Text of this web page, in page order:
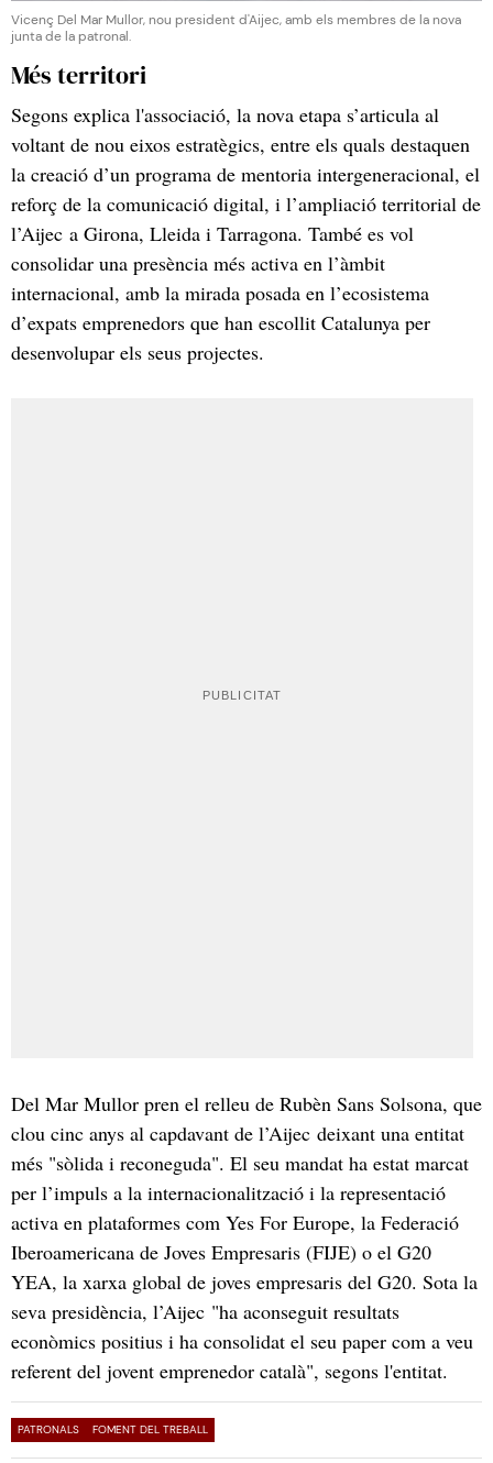
Vicenç Del Mar Mullor, nou president d'Aijec, amb els membres de la nova
junta de la patronal.
Més territori
Segons explica l'associació, la nova etapa s’articula al
voltant de nou eixos estratègics, entre els quals destaquen
la creació d’un programa de mentoria intergeneracional, el
reforç de la comunicació digital, i l’ampliació territorial de
l’Aijec a Girona, Lleida i Tarragona. També es vol
consolidar una presència més activa en l’àmbit
internacional, amb la mirada posada en l’ecosistema
d’expats emprenedors que han escollit Catalunya per
desenvolupar els seus projectes.
Del Mar Mullor pren el relleu de Rubèn Sans Solsona, que
clou cinc anys al capdavant de l’Aijec deixant una entitat
més "sòlida i reconeguda". El seu mandat ha estat marcat
per l’impuls a la internacionalització i la representació
activa en plataformes com Yes For Europe, la Federació
Iberoamericana de Joves Empresaris (FIJE) o el G20
YEA, la xarxa global de joves empresaris del G20. Sota la
seva presidència, l’Aijec "ha aconseguit resultats
econòmics positius i ha consolidat el seu paper com a veu
referent del jovent emprenedor català", segons l'entitat.
PATRONALS FOMENT DEL TREBALL